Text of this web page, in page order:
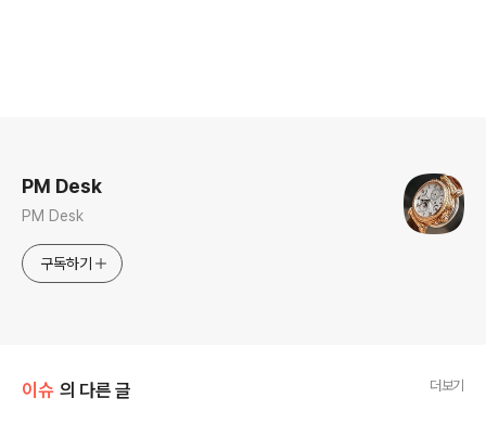
PM Desk
PM Desk
구독하기
이슈 의 다른 글 더보기